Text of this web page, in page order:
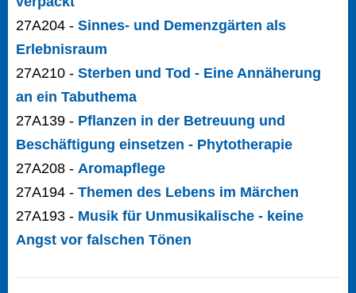
27A204 - Sinnes- und Demenzgärten als
Erlebnisraum
27A210 - Sterben und Tod - Eine Annäherung
an ein Tabuthema
27A139 - Pflanzen in der Betreuung und
Beschäftigung einsetzen - Phytotherapie
27A208 - Aromapflege
27A194 - Themen des Lebens im Märchen
27A193 - Musik für Unmusikalische - keine
Angst vor falschen Tönen